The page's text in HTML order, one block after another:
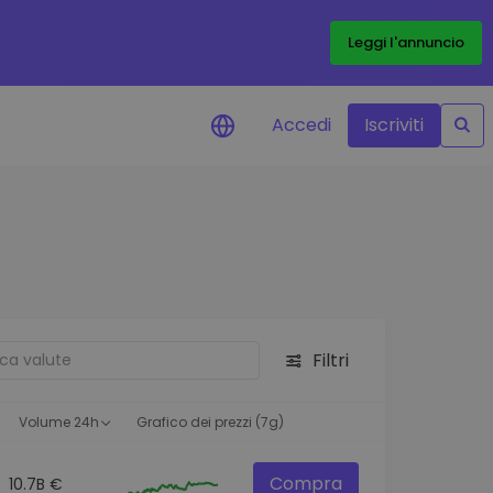
Leggi l'annuncio
utili per performance
Accedi Iscriviti
Filtri
Volume 24h Grafico dei prezzi (7g)
10.7B € Compra